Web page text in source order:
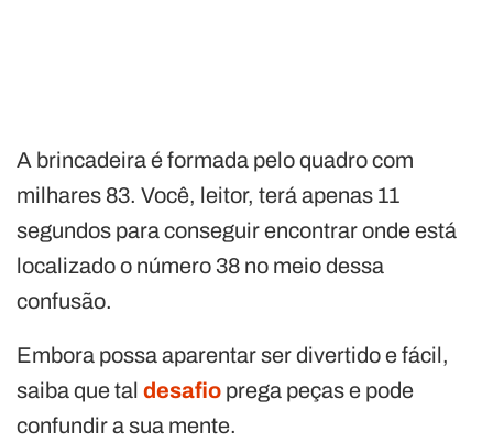
A brincadeira é formada pelo quadro com
milhares 83. Você, leitor, terá apenas 11
segundos para conseguir encontrar onde está
localizado o número 38 no meio dessa
confusão.
Embora possa aparentar ser divertido e fácil,
saiba que tal desafio prega peças e pode
confundir a sua mente.